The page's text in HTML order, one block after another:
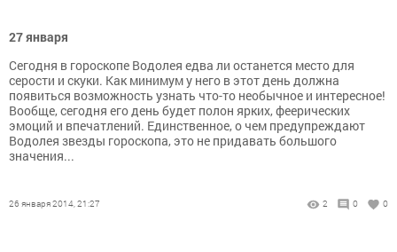
27 января
Сегодня в гороскопе Водолея едва ли останется место для
серости и скуки. Как минимум у него в этот день должна
появиться возможность узнать что-то необычное и интересное!
Вообще, сегодня его день будет полон ярких, феерических
эмоций и впечатлений. Единственное, о чем предупреждают
Водолея звезды гороскопа, это не придавать большого
значения...
26 января 2014, 21:27 2 0 0